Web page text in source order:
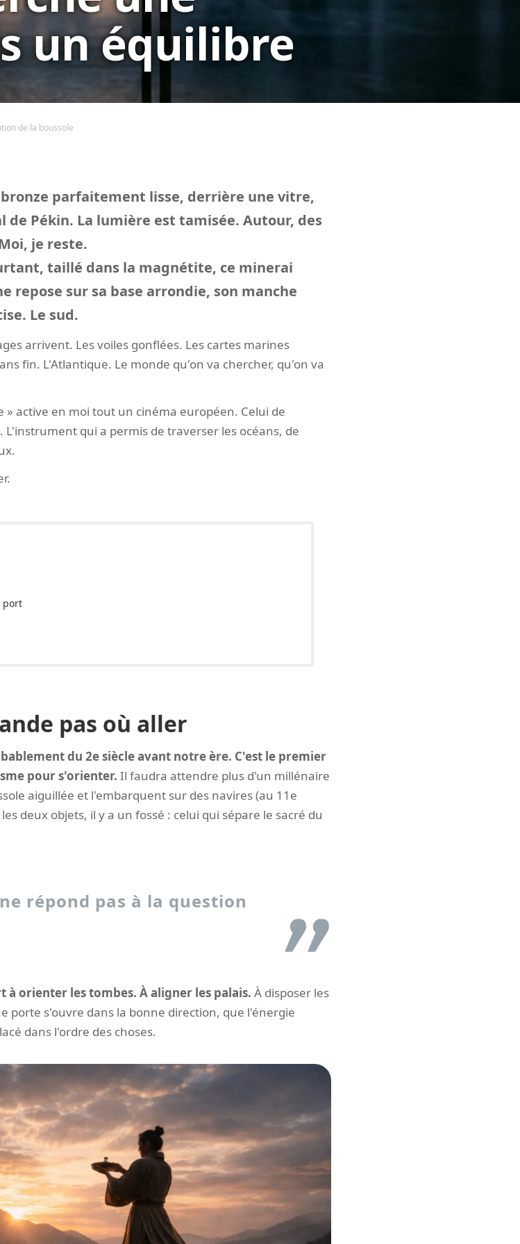
un équilibre
de la boussole
parfaitement lisse, derrière une vitre,
de Pékin. La lumière est tamisée. Autour, des
je reste.
taillé dans la magnétite, ce minerai
repose sur sa base arrondie, son manche
Le sud.
arrivent. Les voiles gonflées. Les cartes marines
fin. L'Atlantique. Le monde qu'on va chercher, qu'on va
» active en moi tout un cinéma européen. Celui de
L'instrument qui a permis de traverser les océans, de
port
pas où aller
du 2e siècle avant notre ère. C'est le premier
pour s'orienter. Il faudra attendre plus d'un millénaire
aiguillée et l'embarquent sur des navires (au 11e
deux objets, il y a un fossé : celui qui sépare le sacré du
répond pas à la question
à orienter les tombes. À aligner les palais. À disposer les
porte s'ouvre dans la bonne direction, que l'énergie
dans l'ordre des choses.